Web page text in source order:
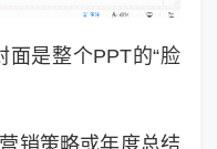
是整个PPT的“脸